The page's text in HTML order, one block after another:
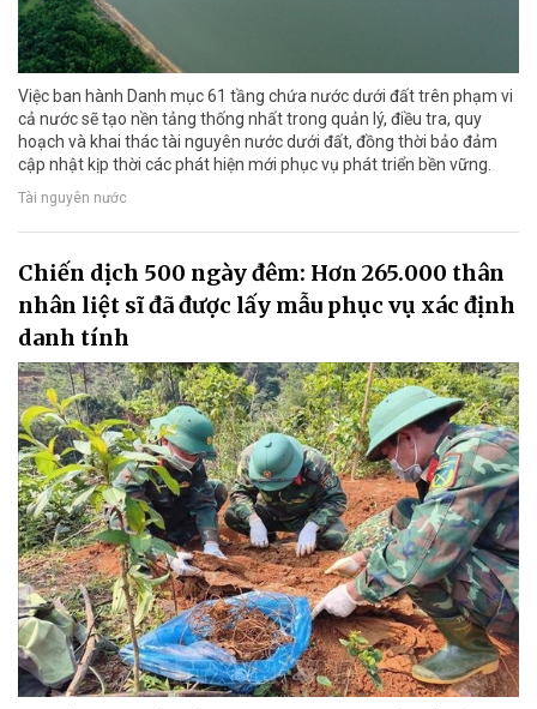
Việc ban hành Danh mục 61 tầng chứa nước dưới đất trên phạm vi
cả nước sẽ tạo nền tảng thống nhất trong quản lý, điều tra, quy
hoạch và khai thác tài nguyên nước dưới đất, đồng thời bảo đảm
cập nhật kịp thời các phát hiện mới phục vụ phát triển bền vững.
Tài nguyên nước
Chiến dịch 500 ngày đêm: Hơn 265.000 thân
nhân liệt sĩ đã được lấy mẫu phục vụ xác định
danh tính